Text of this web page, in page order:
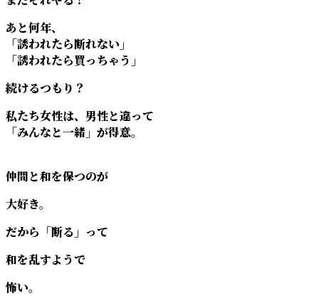
あと何年、
「誘われたら断れない」
「誘われたら買っちゃう」
続けるつもり？
私たち女性は、男性と違って
「みんなと一緒」が得意。
仲間と和を保つのが
大好き。
だから「断る」って
和を乱すようで
怖い。